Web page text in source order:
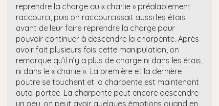
reprendre la charge au « charlie » préalablement
raccourci, puis on raccourcissait aussi les étais
avant de leur faire reprendre la charge pour
pouvoir continuer à descendre la charpente. Après
avoir fait plusieurs fois cette manipulation, on
remarque qu’il n’y a plus de charge ni dans les étais,
ni dans le « charlie ». La première et la dernière
poutre se touchent et la charpente est maintenant
auto-portée. La charpente peut encore descendre
un peu, on peut avoir quelques émotions quand en